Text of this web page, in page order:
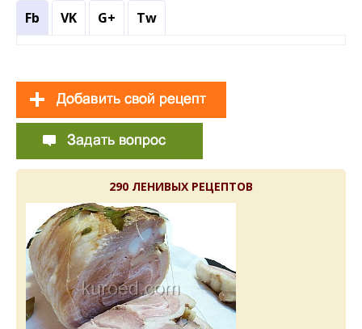
Fb VK G+ Tw
290 ЛЕНИВЫХ РЕЦЕПТОВ